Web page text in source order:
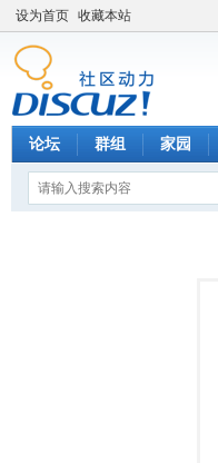
设为首页 收藏本站
论坛 群组 家园